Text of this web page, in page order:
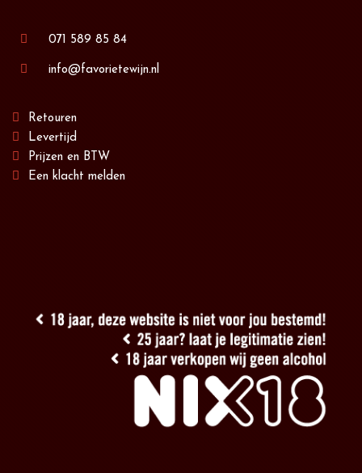
071 589 85 84
info@favorietewijn.nl
Retouren
Levertijd
Prijzen en BTW
Een klacht melden